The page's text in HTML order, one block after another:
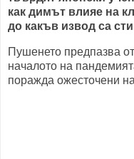
как димът влияе на
до какъв извод са
Пушенето предпазва
началото на
поражда ожесточени